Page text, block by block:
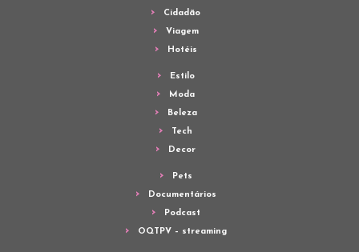
Cidadão
Viagem
Hotéis
Estilo
Moda
Beleza
Tech
Decor
Pets
Documentários
Podcast
OQTPV – streaming